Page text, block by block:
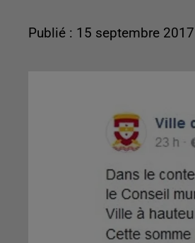
Publié : 15 septembre